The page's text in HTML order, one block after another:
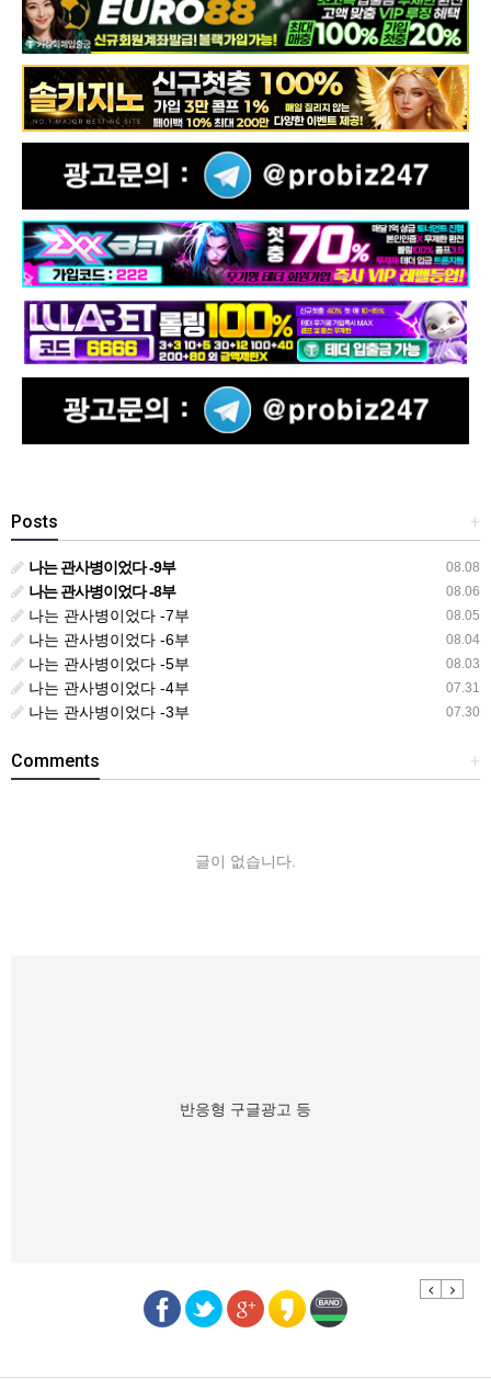
+
Posts
08.08
나는 관사병이었다 -9부
08.06
나는 관사병이었다 -8부
08.05
나는 관사병이었다 -7부
08.04
나는 관사병이었다 -6부
08.03
나는 관사병이었다 -5부
07.31
나는 관사병이었다 -4부
07.30
나는 관사병이었다 -3부
+
Comments
글이 없습니다.
반응형 구글광고 등
Previous
Next